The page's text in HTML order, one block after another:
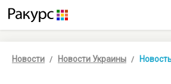
Новости Новости Украины